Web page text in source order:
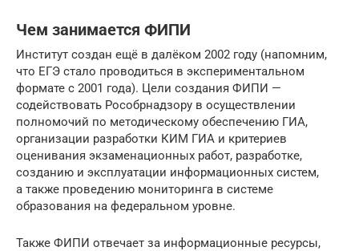
Чем занимается ФИПИ
Институт создан ещё в далёком 2002 году (напомним,
что ЕГЭ стало проводиться в экспериментальном
формате с 2001 года). Цели создания ФИПИ —
содействовать Рособрнадзору в осуществлении
полномочий по методическому обеспечению ГИА,
организации разработки КИМ ГИА и критериев
оценивания экзаменационных работ, разработке,
созданию и эксплуатации информационных систем,
а также проведению мониторинга в системе
образования на федеральном уровне.
Также ФИПИ отвечает за информационные ресурсы,